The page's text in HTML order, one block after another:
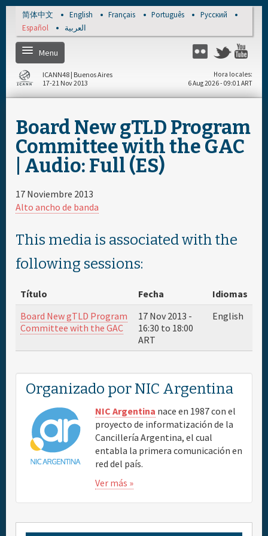
Skip to main content
简体中文 English Français Português
Русский
Español
العربية
Menu
Flickr Twitter
Home
Regístrese
Cronograma diario
Cronograma general
Materiales & Medios
Acerca de
Patrocinador
Sede del evento y hoteles
Viajes & Visas
Mapas
Información general
ICANN48 | Buenos Aires
17-21 Nov 2013
Hora locales
6 Aug 2026 - 09:01 ART
Board New gTLD Program
Committee with the GAC
| Audio: Full (ES)
17 Noviembre 2013
Alto ancho de banda
This media is associated with the
following sessions:
Título Fecha
Idiomas
Board New gTLD Program
Committee with the GAC
17 Nov 2013 -
16:30 to 18:00
ART
English
Organizado por NIC Argentina
NIC Argentina nace en 1987 con el
proyecto de informatización de la
Cancillería Argentina, el cual
entabla la primera comunicación en
red del país.
Ver más »